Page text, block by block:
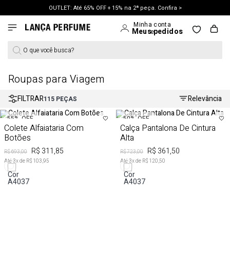
OUTLET: Até 65% OFF + 15% na 2ª peça. Confira >
O que você busca?
Roupas para Viagem
FILTRAR115 PEÇAS Relevância
55% OFF
Colete Alfaiataria Com
Botões
R$ 693,00 R$ 311,85
Até3x de R$ 103,95
50% OFF
Calça Pantalona De Cintura
Alta
R$ 723,00 R$ 361,50
Até3x de R$ 120,50